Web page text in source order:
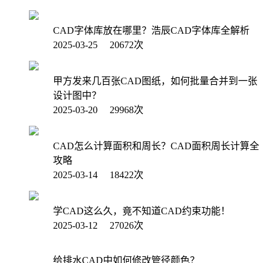
CAD字体库放在哪里？浩辰CAD字体库全解析
2025-03-25 20672次
甲方发来几百张CAD图纸，如何批量合并到一张
设计图中？
2025-03-20 29968次
CAD怎么计算面积和周长？CAD面积周长计算全
攻略
2025-03-14 18422次
学CAD这么久，竟不知道CAD约束功能！
2025-03-12 27026次
给排水CAD中如何修改管径颜色？